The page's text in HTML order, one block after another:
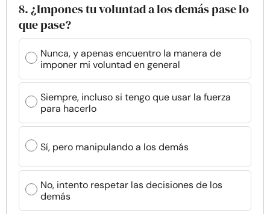
8. ¿Impones tu voluntad a los demás pase lo
que pase?
Nunca, y apenas encuentro la manera de
imponer mi voluntad en general
Siempre, incluso si tengo que usar la fuerza
para hacerlo
Sí, pero manipulando a los demás
No, intento respetar las decisiones de los
demás